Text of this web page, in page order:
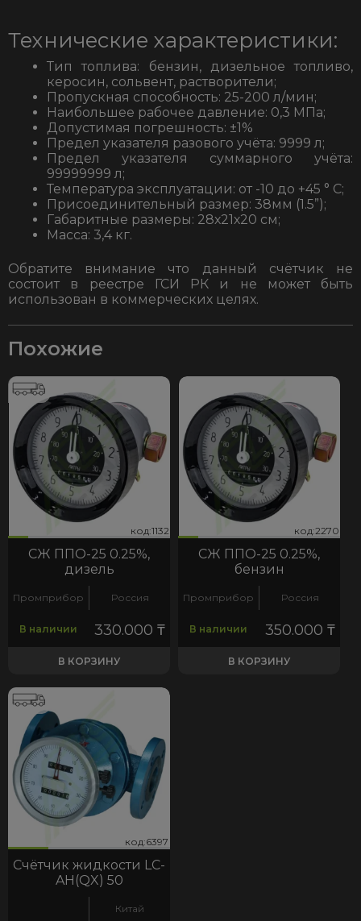
Технические характеристики:
Тип топлива: бензин, дизельное топливо,
керосин, сольвент, растворители;
Пропускная способность: 25-200 л/мин;
Наибольшее рабочее давление: 0,3 МПа;
Допустимая погрешность: ±1%
Предел указателя разового учёта: 9999 л;
Предел указателя суммарного учёта:
99999999 л;
Температура эксплуатации: от -10 до +45 ° С;
Присоединительный размер: 38мм (1.5”);
Габаритные размеры: 28х21х20 см;
Масса: 3,4 кг.
Обратите внимание что данный счётчик не
состоит в реестре ГСИ РК и не может быть
использован в коммерческих целях.
Похожие
код:1132 код:1132
СЖ ППО-25 0.25%,
дизель
Промприбор Россия
В наличии 330.000 ₸
В КОРЗИНУ
код:2270 код:2270
СЖ ППО-25 0.25%,
бензин
Промприбор Россия
В наличии 350.000 ₸
В КОРЗИНУ
код:6397
Счётчик жидкости LC-
AH(QX) 50
Китай